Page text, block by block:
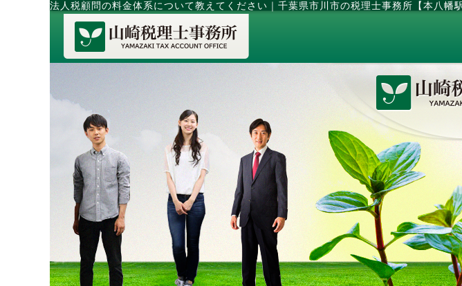
法人税顧問の料金体系について教えてください 千葉県市川市の税理士事務所【本八幡